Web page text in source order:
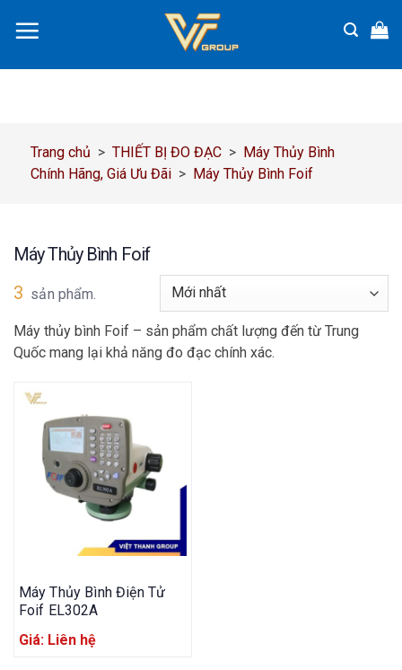
đến
dung
Trang chủ > THIẾT BỊ ĐO ĐẠC > Máy Thủy Bình
Chính Hãng, Giá Ưu Đãi > Máy Thủy Bình Foif
Máy Thủy Bình Foif
3 sản phẩm.
Máy thủy bình Foif – sản phẩm chất lượng đến từ Trung
Quốc mang lại khả năng đo đạc chính xác.
Máy Thủy Bình Điện Tử
Foif EL302A
Giá: Liên hệ